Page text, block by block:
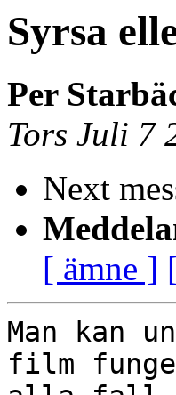
Syrsa
Per
Tors Juli 7
Next
[ ämne ]
Man kan
film